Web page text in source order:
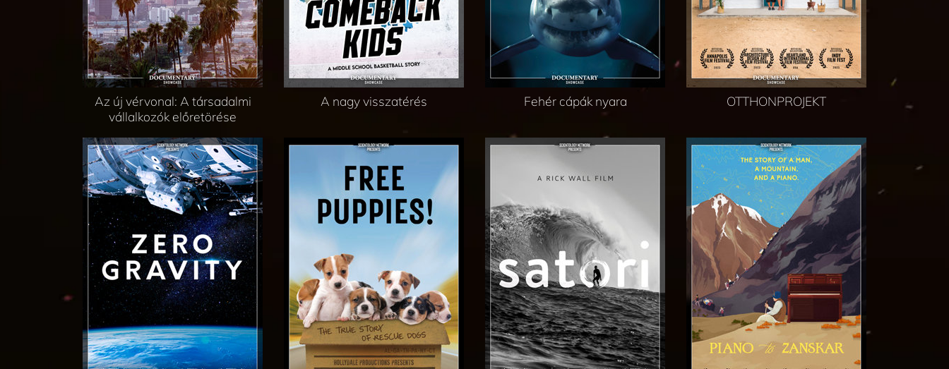
Az új vérvonal: A társadalmi
vállalkozók előretörése
A nagy visszatérés Fehér cápák nyara OTTHONPROJEKT